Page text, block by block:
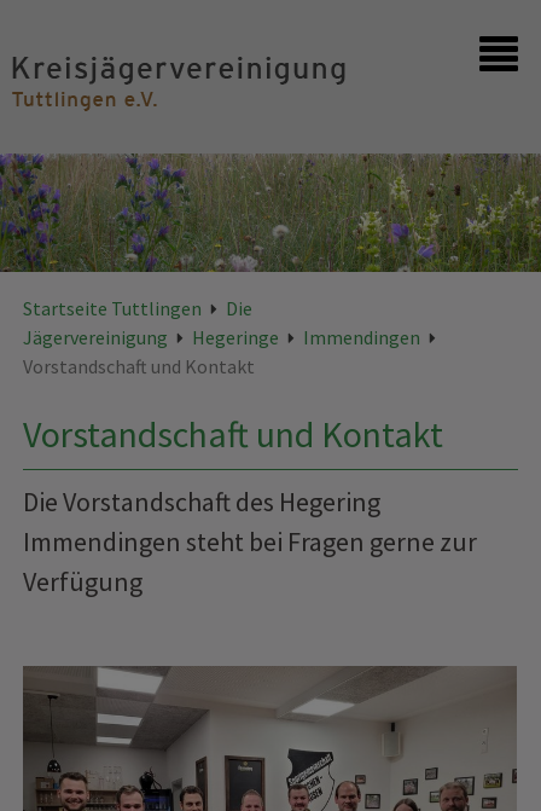
Kontakt
Startseite Tuttlingen
Die
Jägervereinigung
Hegeringe
Immendingen
Vorstandschaft und Kontakt
Vorstandschaft und Kontakt
Die Vorstandschaft des Hegering
Immendingen steht bei Fragen gerne zur
Verfügung